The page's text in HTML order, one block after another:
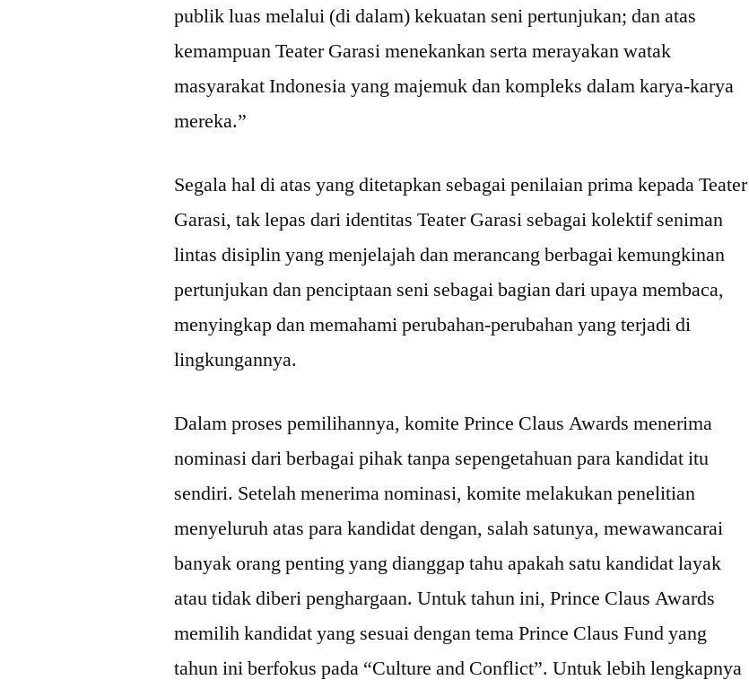
publik luas melalui (di dalam) kekuatan seni pertunjukan; dan atas
kemampuan Teater Garasi menekankan serta merayakan watak
masyarakat Indonesia yang majemuk dan kompleks dalam karya-karya
mereka.”
Segala hal di atas yang ditetapkan sebagai penilaian prima kepada Teater
Garasi, tak lepas dari identitas Teater Garasi sebagai kolektif seniman
lintas disiplin yang menjelajah dan merancang berbagai kemungkinan
pertunjukan dan penciptaan seni sebagai bagian dari upaya membaca,
menyingkap dan memahami perubahan-perubahan yang terjadi di
lingkungannya.
Dalam proses pemilihannya, komite Prince Claus Awards menerima
nominasi dari berbagai pihak tanpa sepengetahuan para kandidat itu
sendiri. Setelah menerima nominasi, komite melakukan penelitian
menyeluruh atas para kandidat dengan, salah satunya, mewawancarai
banyak orang penting yang dianggap tahu apakah satu kandidat layak
atau tidak diberi penghargaan. Untuk tahun ini, Prince Claus Awards
memilih kandidat yang sesuai dengan tema Prince Claus Fund yang
tahun ini berfokus pada “Culture and Conflict”. Untuk lebih lengkapnya